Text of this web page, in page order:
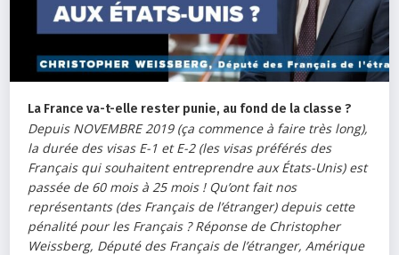
La France va-t-elle rester punie, au fond de la classe ?
Depuis NOVEMBRE 2019 (ça commence à faire très long),
la durée des visas E-1 et E-2 (les visas préférés des
Français qui souhaitent entreprendre aux États-Unis) est
passée de 60 mois à 25 mois ! Qu’ont fait nos
représentants (des Français de l’étranger) depuis cette
pénalité pour les Français ? Réponse de Christopher
Weissberg, Député des Français de l’étranger, Amérique